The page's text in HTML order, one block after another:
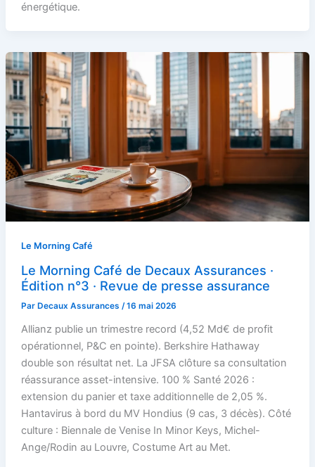
énergétique.
Le Morning Café
Le Morning Café de Decaux Assurances ·
Édition n°3 · Revue de presse assurance
Par Decaux Assurances /16 mai 2026
Allianz publie un trimestre record (4,52 Md€ de profit
opérationnel, P&C en pointe). Berkshire Hathaway
double son résultat net. La JFSA clôture sa consultation
réassurance asset-intensive. 100 % Santé 2026 :
extension du panier et taxe additionnelle de 2,05 %.
Hantavirus à bord du MV Hondius (9 cas, 3 décès). Côté
culture : Biennale de Venise In Minor Keys, Michel-
Ange/Rodin au Louvre, Costume Art au Met.